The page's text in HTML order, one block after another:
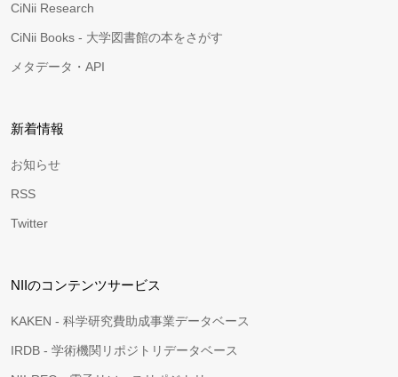
CiNii Research
CiNii Books - 大学図書館の本をさがす
メタデータ・API
新着情報
お知らせ
RSS
Twitter
NIIのコンテンツサービス
KAKEN - 科学研究費助成事業データベース
IRDB - 学術機関リポジトリデータベース